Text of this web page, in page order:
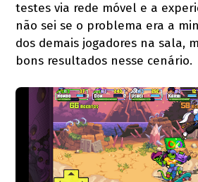
testes via rede móvel e a
não sei se o problema era a
dos demais jogadores na sala,
bons resultados nesse cenário.